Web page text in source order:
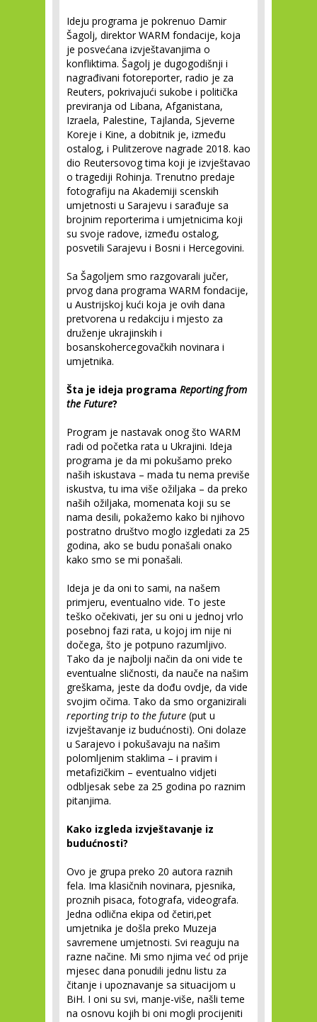
Ideju programa je pokrenuo Damir
Šagolj, direktor WARM fondacije, koja
je posvećana izvještavanjima o
konfliktima. Šagolj je dugogodišnji i
nagrađivani fotoreporter, radio je za
Reuters, pokrivajući sukobe i politička
previranja od Libana, Afganistana,
Izraela, Palestine, Tajlanda, Sjeverne
Koreje i Kine, a dobitnik je, između
ostalog, i Pulitzerove nagrade 2018. kao
dio Reutersovog tima koji je izvještavao
o tragediji Rohinja. Trenutno predaje
fotografiju na Akademiji scenskih
umjetnosti u Sarajevu i sarađuje sa
brojnim reporterima i umjetnicima koji
su svoje radove, između ostalog,
posvetili Sarajevu i Bosni i Hercegovini.
Sa Šagoljem smo razgovarali jučer,
prvog dana programa WARM fondacije,
u Austrijskoj kući koja je ovih dana
pretvorena u redakciju i mjesto za
druženje ukrajinskih i
bosanskohercegovačkih novinara i
umjetnika.
Šta je ideja programa Reporting from
the Future?
Program je nastavak onog što WARM
radi od početka rata u Ukrajini. Ideja
programa je da mi pokušamo preko
naših iskustava – mada tu nema previše
iskustva, tu ima više ožiljaka – da preko
naših ožiljaka, momenata koji su se
nama desili, pokažemo kako bi njihovo
postratno društvo moglo izgledati za 25
godina, ako se budu ponašali onako
kako smo se mi ponašali.
Ideja je da oni to sami, na našem
primjeru, eventualno vide. To jeste
teško očekivati, jer su oni u jednoj vrlo
posebnoj fazi rata, u kojoj im nije ni
dočega, što je potpuno razumljivo.
Tako da je najbolji način da oni vide te
eventualne sličnosti, da nauče na našim
greškama, jeste da dođu ovdje, da vide
svojim očima. Tako da smo organizirali
reporting trip to the future (put u
izvještavanje iz budućnosti). Oni dolaze
u Sarajevo i pokušavaju na našim
polomljenim staklima – i pravim i
metafizičkim – eventualno vidjeti
odbljesak sebe za 25 godina po raznim
pitanjima.
Kako izgleda izvještavanje iz
budućnosti?
Ovo je grupa preko 20 autora raznih
fela. Ima klasičnih novinara, pjesnika,
proznih pisaca, fotografa, videografa.
Jedna odlična ekipa od četiri,pet
umjetnika je došla preko Muzeja
savremene umjetnosti. Svi reaguju na
razne načine. Mi smo njima već od prije
mjesec dana ponudili jednu listu za
čitanje i upoznavanje sa situacijom u
BiH. I oni su svi, manje-više, našli teme
na osnovu kojih bi oni mogli procijeniti